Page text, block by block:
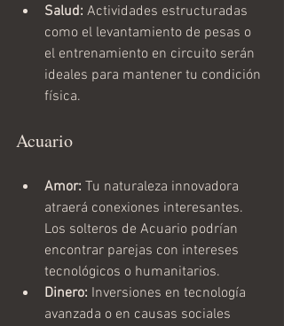
Salud: Actividades estructuradas
como el levantamiento de pesas o
el entrenamiento en circuito serán
ideales para mantener tu condición
física.
Acuario
Amor: Tu naturaleza innovadora
atraerá conexiones interesantes.
Los solteros de Acuario podrían
encontrar parejas con intereses
tecnológicos o humanitarios.
Dinero: Inversiones en tecnología
avanzada o en causas sociales